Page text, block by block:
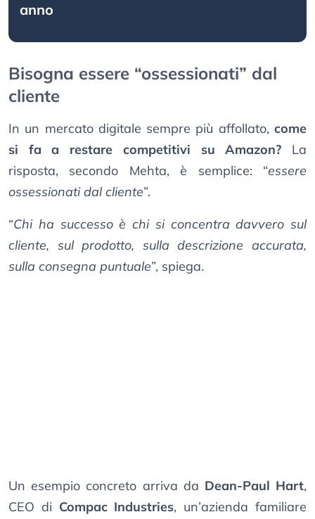
anno
Bisogna essere “ossessionati” dal
cliente
In un mercato digitale sempre più affollato, come
si fa a restare competitivi su Amazon? La
risposta, secondo Mehta, è semplice: “essere
ossessionati dal cliente”.
“Chi ha successo è chi si concentra davvero sul
cliente, sul prodotto, sulla descrizione accurata,
sulla consegna puntuale”, spiega.
Un esempio concreto arriva da Dean-Paul Hart,
CEO di Compac Industries, un’azienda familiare